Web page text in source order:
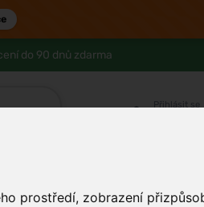
prostředí, zobrazení
do 90 dnů zdarma
Přihlásit se
Domácnost Dárky